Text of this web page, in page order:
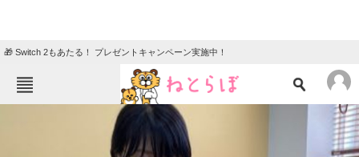
🎁 Switch 2もあたる！ プレゼントキャンペーン実施中！
ニュース